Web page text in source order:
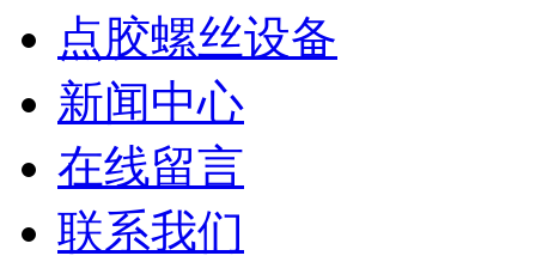
点胶螺丝设备
新闻中心
在线留言
联系我们